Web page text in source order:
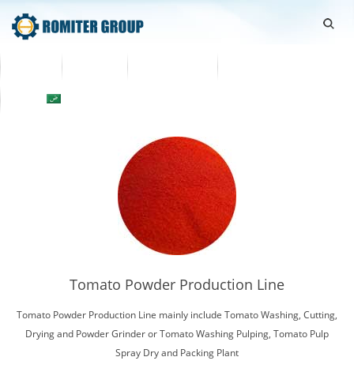
Tomato Powder Production Line
Tomato Powder Production Line mainly include Tomato Washing, Cutting,
Drying and Powder Grinder or Tomato Washing Pulping, Tomato Pulp
Spray Dry and Packing Plant